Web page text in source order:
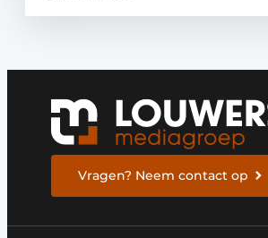
Vragen? Neem contact op